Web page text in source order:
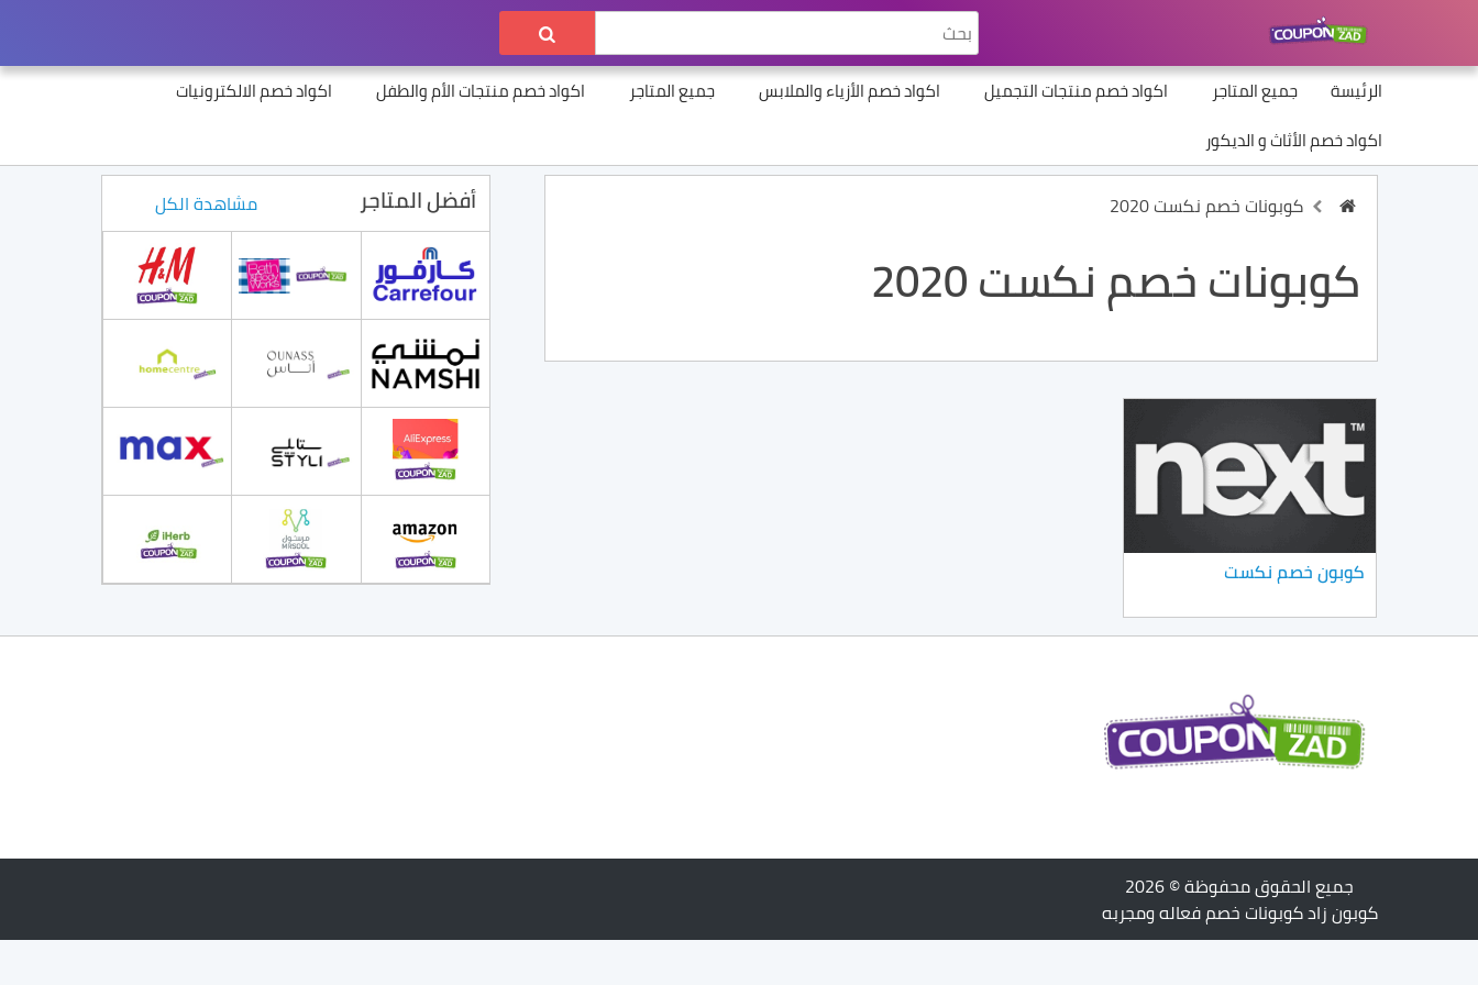
الرئيسة جميع المتاجر اكواد خصم منتجات التجميل اكواد خصم الأزياء والملابس جميع المتاجر اكواد خصم منتجات الأم والطفل
اكواد خصم الالكترونيات
اكواد خصم الأثاث و الديكور
كوبونات خصم نكست 2020
كوبونات خصم نكست 2020
كوبون خصم نكست
أفضل المتاجر مشاهدة الكل
جميع الحقوق محفوظة © 2026
كوبون زاد كوبونات خصم فعاله ومجربه